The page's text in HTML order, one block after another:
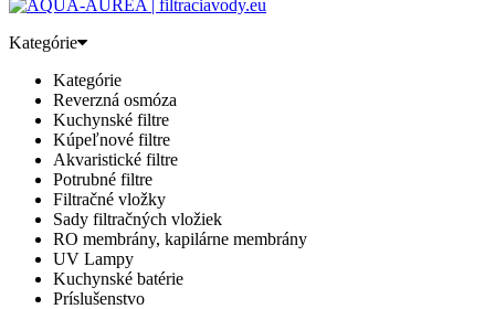
Kategórie
Kategórie
Reverzná osmóza
Kuchynské filtre
Kúpeľnové filtre
Akvaristické filtre
Potrubné filtre
Filtračné vložky
Sady filtračných vložiek
RO membrány, kapilárne membrány
UV Lampy
Kuchynské batérie
Príslušenstvo